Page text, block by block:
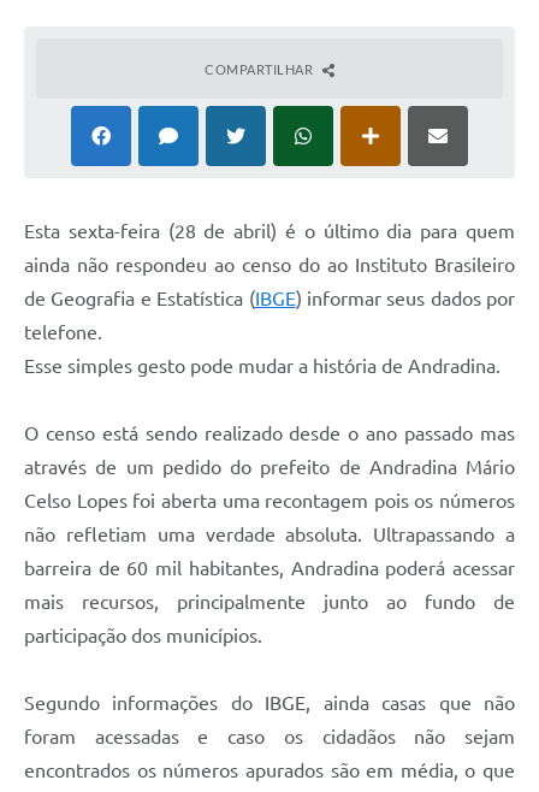
COMPARTILHAR
Esta sexta-feira (28 de abril) é o último dia para quem
ainda não respondeu ao censo do ao Instituto Brasileiro
de Geografia e Estatística (IBGE) informar seus dados por
telefone.
Esse simples gesto pode mudar a história de Andradina.
O censo está sendo realizado desde o ano passado mas
através de um pedido do prefeito de Andradina Mário
Celso Lopes foi aberta uma recontagem pois os números
não refletiam uma verdade absoluta. Ultrapassando a
barreira de 60 mil habitantes, Andradina poderá acessar
mais recursos, principalmente junto ao fundo de
participação dos municípios.
Segundo informações do IBGE, ainda casas que não
foram acessadas e caso os cidadãos não sejam
encontrados os números apurados são em média, o que